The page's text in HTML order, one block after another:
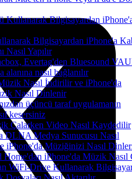
Kullanarak Bilgisayardan
Bilgisayardan iPhone'a
Nasıl Yapılır
Evertag'den Bluesound
nasıl bağlanılır
Nasıl İndirilir ve iPhone'da
Nasıl Dinlenir
üçüncü taraf uygulamanın
kesersiniz
Çalarken Video Nasıl Kaydedilir
DLNA Medya Sunucusu Nasıl
iPhone'da Müziğinizi Nasıl
iPhone'da Müzik Nasıl
WiFi-Drive Kullanarak